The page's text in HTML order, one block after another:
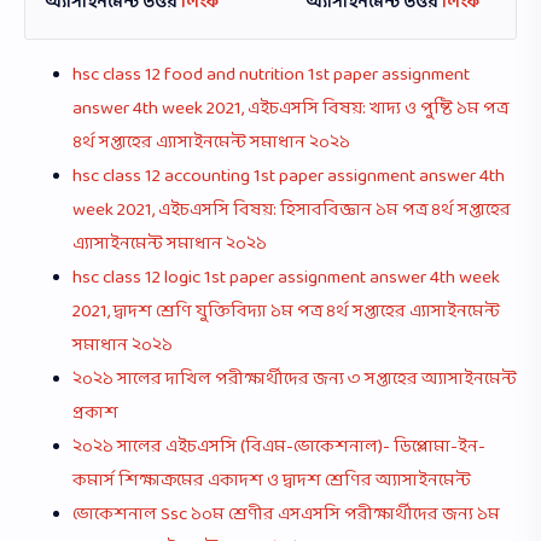
hsc class 12 food and nutrition 1st paper assignment
answer 4th week 2021, এইচএসসি বিষয়: খাদ্য ও পুষ্টি ১ম পত্র
৪র্থ সপ্তাহের এ্যাসাইনমেন্ট সমাধান ২০২১
hsc class 12 accounting 1st paper assignment answer 4th
week 2021, এইচএসসি বিষয়: হিসাববিজ্ঞান ১ম পত্র ৪র্থ সপ্তাহের
এ্যাসাইনমেন্ট সমাধান ২০২১
hsc class 12 logic 1st paper assignment answer 4th week
2021, দ্বাদশ শ্রেণি যুক্তিবিদ্যা ১ম পত্র ৪র্থ সপ্তাহের এ্যাসাইনমেন্ট
সমাধান ২০২১
২০২১ সালের দাখিল পরীক্ষার্থীদের জন্য ৩ সপ্তাহের অ্যাসাইনমেন্ট
প্রকাশ
২০২১ সালের এইচএসসি (বিএম-ভোকেশনাল)- ডিপ্লোমা-ইন-
কমার্স শিক্ষাক্রমের একাদশ ও দ্বাদশ শ্রেণির অ্যাসাইনমেন্ট
ভোকেশনাল Ssc ১০ম শ্রেণীর এসএসসি পরীক্ষার্থীদের জন্য ১ম